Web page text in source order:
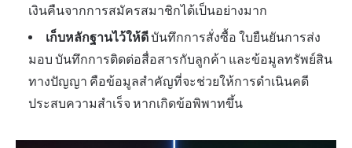
เงินคืนจากการสมัครสมาชิกได้เป็นอย่างมาก
เก็บหลักฐานไว้ให้ดีบันทึกการสั่งซื้อ ใบยืนยันการส่ง
มอบ บันทึกการติดต่อสื่อสารกับลูกค้า และข้อมูลทรัพย์สิน
ทางปัญญา คือข้อมูลสำคัญที่จะช่วยให้การดำเนินคดี
ประสบความสำเร็จ หากเกิดข้อพิพาทขึ้น